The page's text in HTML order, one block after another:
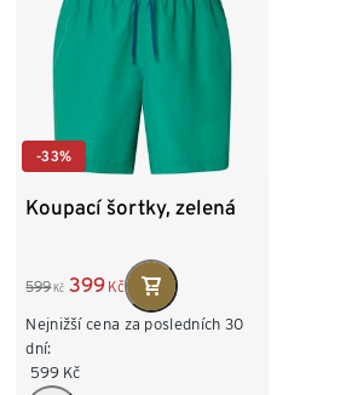
-33%
Koupací šortky, zelená
599 Kč 399 Kč
Nejnižší cena za posledních 30
dní:
599 Kč